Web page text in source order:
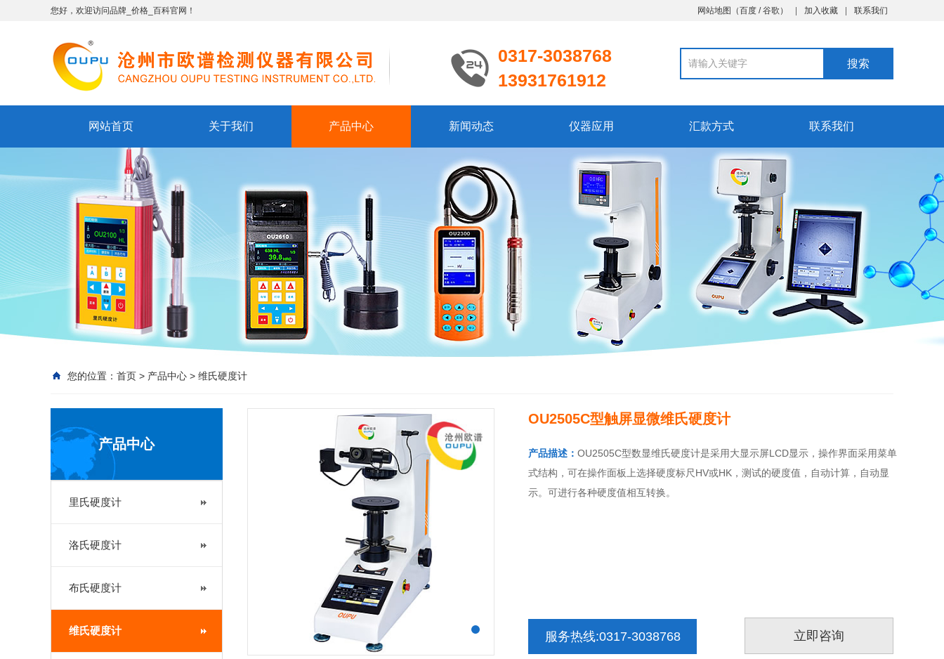
您好，欢迎访问品牌_价格_百科官网！ 网站地图 （百度 /谷歌 ） 加入收藏 联系我们
0317-3038768
13931761912
网站首页 关于我们 产品中心 新闻动态 仪器应用 汇款方式 联系我们
您的位置： 首页 > 产品中心 > 维氏硬度计
产品中心
里氏硬度计
洛氏硬度计
布氏硬度计
维氏硬度计
OU2505C型触屏显微维氏硬度计
产品描述： OU2505C型数显维氏硬度计是采用大显示屏LCD显示，操作界面采用菜单
式结构，可在操作面板上选择硬度标尺HV或HK，测试的硬度值，自动计算，自动显
示。可进行各种硬度值相互转换。
服务热线:0317-3038768 立即咨询